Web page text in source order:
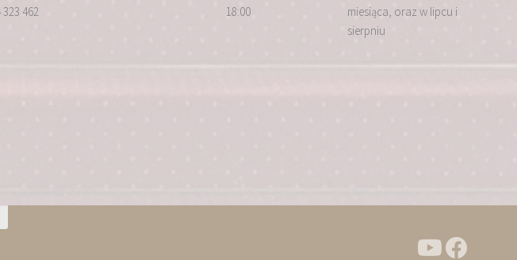
323 462
18:00
miesiąca, oraz w lipcu i
sierpniu